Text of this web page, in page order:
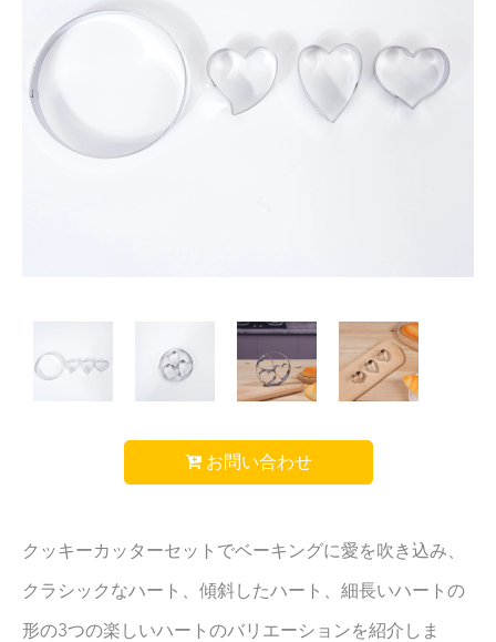
お問い合わせ
クッキーカッターセットでベーキングに愛を吹き込み、
クラシックなハート、傾斜したハート、細長いハートの
形の3つの楽しいハートのバリエーションを紹介しま